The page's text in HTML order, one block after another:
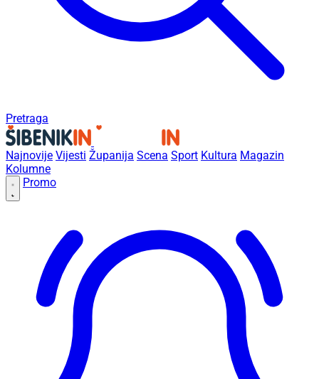
Pretraga
Najnovije Vijesti Županija Scena Sport Kultura Magazin
Kolumne
Promo